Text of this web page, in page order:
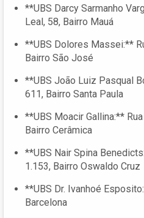
**UBS Darcy Sarmanho
Leal, 58, Bairro Mauá
**UBS Dolores Massei:**
Bairro São José
**UBS João Luiz Pasqual
611, Bairro Santa Paula
**UBS Moacir Gallina:**
Bairro Cerâmica
**UBS Nair Spina
1.153, Bairro Oswaldo Cruz
**UBS Dr. Ivanhoé
Barcelona